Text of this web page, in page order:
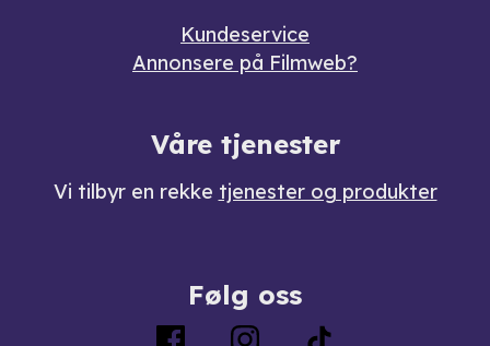
Kundeservice
Annonsere på Filmweb?
Våre tjenester
Vi tilbyr en rekke tjenester og produkter
Følg oss